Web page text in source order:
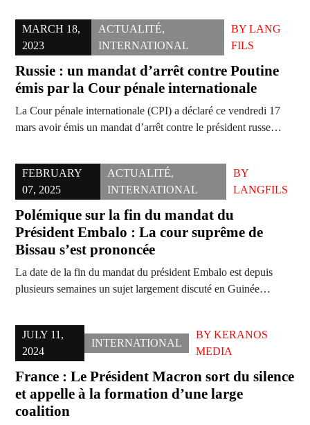
MARCH 18,
2023
ACTUALITÉ,
INTERNATIONAL
BYLANG
FILS
Russie : un mandat d’arrêt contre Poutine
émis par la Cour pénale internationale
La Cour pénale internationale (CPI) a déclaré ce vendredi 17
mars avoir émis un mandat d’arrêt contre le président russe…
FEBRUARY
07, 2025
ACTUALITÉ,
INTERNATIONAL
BY
LANGFILS
Polémique sur la fin du mandat du
Président Embalo : La cour suprême de
Bissau s’est prononcée
La date de la fin du mandat du président Embalo est depuis
plusieurs semaines un sujet largement discuté en Guinée…
JULY 11,
2024
INTERNATIONAL
BY KERANOS
MEDIA
France : Le Président Macron sort du silence
et appelle à la formation d’une large
coalition